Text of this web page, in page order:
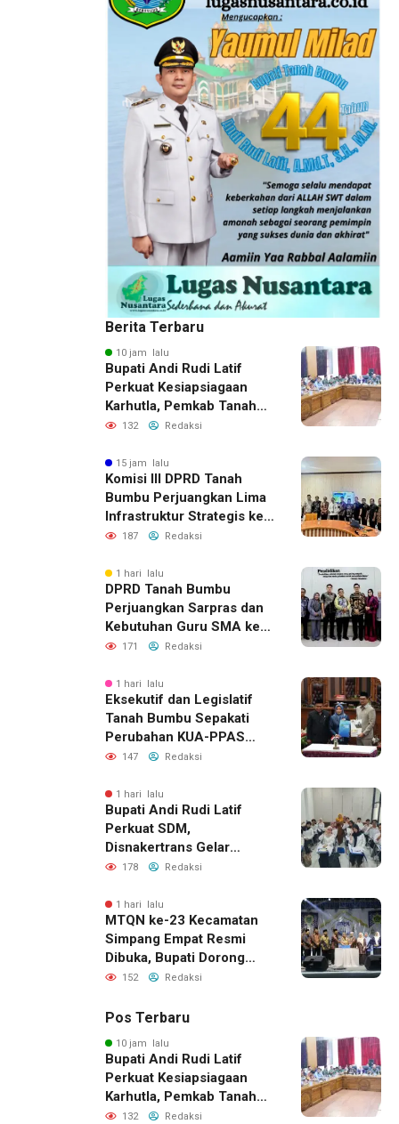
Berita Terbaru
10 jam lalu
Bupati Andi Rudi Latif
Perkuat Kesiapsiagaan
Karhutla, Pemkab Tanah
Bumbu Aktifkan Posko
132 Redaksi
15 jam lalu
Komisi III DPRD Tanah
Bumbu Perjuangkan Lima
Infrastruktur Strategis ke
BPJN XI Banjarmasin
187 Redaksi
1 hari lalu
DPRD Tanah Bumbu
Perjuangkan Sarpras dan
Kebutuhan Guru SMA ke
Pemprov Kalsel
171 Redaksi
1 hari lalu
Eksekutif dan Legislatif
Tanah Bumbu Sepakati
Perubahan KUA-PPAS
2026, Perkuat Sinergi
147 Redaksi
1 hari lalu
Bupati Andi Rudi Latif
Perkuat SDM,
Disnakertrans Gelar
Pelatihan Desain Grafis
178 Redaksi
1 hari lalu
MTQN ke-23 Kecamatan
Simpang Empat Resmi
Dibuka, Bupati Dorong
Lahirnya Generasi Qur’ani
152 Redaksi
Pos Terbaru
10 jam lalu
Bupati Andi Rudi Latif
Perkuat Kesiapsiagaan
Karhutla, Pemkab Tanah
Bumbu Aktifkan Posko
132 Redaksi